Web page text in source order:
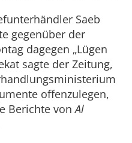
Saeb
gegenüber der
dagegen „Lügen
sagte der Zeitung,
offenzulegen,
Berichte vonAl